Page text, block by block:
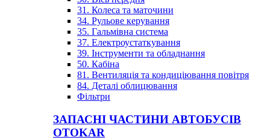
31. Колеса та маточини
34. Рульове керування
35. Гальмівна система
37. Електроустаткування
39. Інструменти та обладнання
50. Кабіна
81. Вентиляція та кондиціювання повітря
84. Деталі облицювання
Фільтри
ЗАПАСНІ ЧАСТИНИ АВТОБУСІВ
OTOKAR